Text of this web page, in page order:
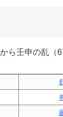
ら壬申の乱（